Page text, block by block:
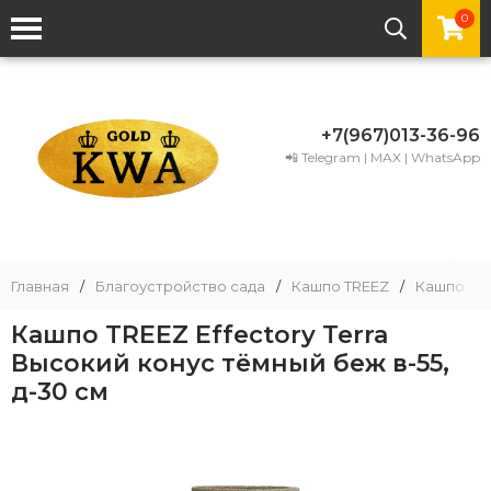
0
+7(967)013-36-96
📲 Telegram | MAX | WhatsApp
Главная / Благоустройство сада / Кашпо TREEZ / Кашпо
Кашпо TREEZ Effectory Terra
Высокий конус тёмный беж в-55,
д-30 см